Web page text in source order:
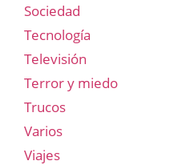
Sociedad
Tecnología
Televisión
Terror y miedo
Trucos
Varios
Viajes